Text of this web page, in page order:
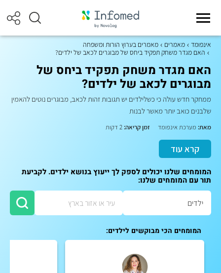
אינפומד מאמרים
מאמרים בערוץ הורות ומשפחה
האם מגדר משחק תפקיד ביחס של מבוגרים לכאב של ילדים?
האם מגדר משחק תפקיד ביחס של
מבוגרים לכאב של ילדים?
ממחקר חדש עולה כי כשלילדים יש תגובות זהות לכאב, מבוגרים נוטים להאמין
שלבנים כואב יותר מאשר לבנות
מאת: מערכת אינפומד זמן קריאה:
קרא עוד
המומחים שלנו יכולים לספק לך ייעוץ בנושא ילדים. לקביעת
תור עם המומחים שלנו:
המומחים הכי מבוקשים לילדים: